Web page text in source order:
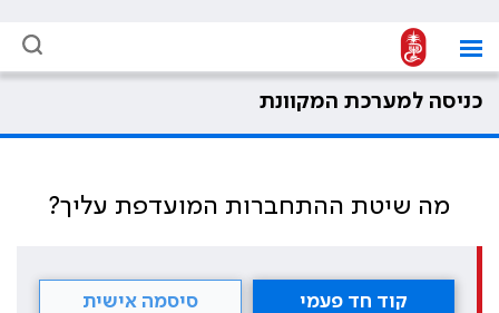
כניסה למערכת המקוונת
מה שיטת ההתחברות המועדפת עליך?
קוד חד פעמי סיסמה אישית